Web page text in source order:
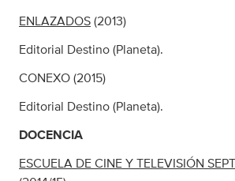
ENLAZADOS (2013)
Editorial Destino (Planeta).
CONEXO (2015)
Editorial Destino (Planeta).
DOCENCIA
ESCUELA DE CINE Y TELEVISIÓN